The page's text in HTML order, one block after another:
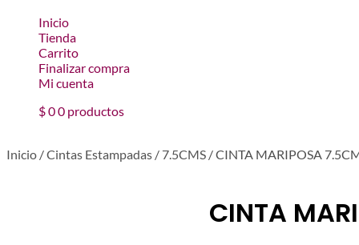
Inicio
Tienda
Carrito
Finalizar compra
Mi cuenta
$00 productos
Inicio /Cintas Estampadas / 7.5CMS /CINTA MARIPOSA
CINTA